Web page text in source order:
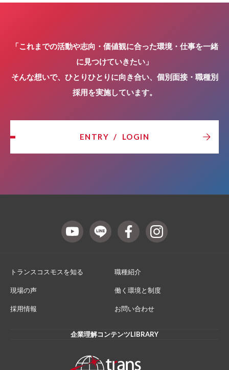
「これまでの活動や志向・価値観に合った環境・仕事を一緒
に見つけていきたい」
そんな想いで、ひとりひとりに向き合い、個別面接・職種別
採用を実施しています。
ENTRY / LOGIN
トランスコスモスを知る 職種紹介
現場の声 働く環境と制度
採用情報 お問い合わせ
企業理解コンテンツLIBRARY